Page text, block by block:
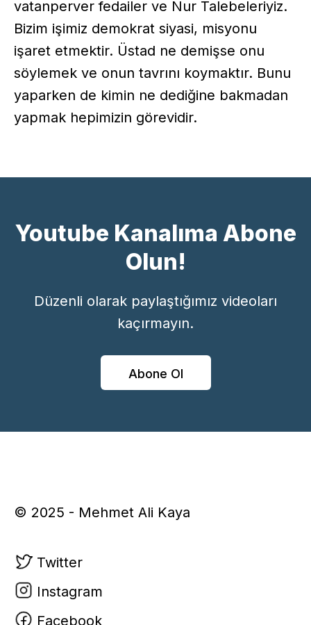
vatanperver fedailer ve Nur Talebeleriyiz.
Bizim işimiz demokrat siyasi, misyonu
işaret etmektir. Üstad ne demişse onu
söylemek ve onun tavrını koymaktır. Bunu
yaparken de kimin ne dediğine bakmadan
yapmak hepimizin görevidir.
Youtube Kanalıma Abone
Olun!
Düzenli olarak paylaştığımız videoları
kaçırmayın.
Abone Ol
© 2025 - Mehmet Ali Kaya
Twitter
Instagram
Facebook